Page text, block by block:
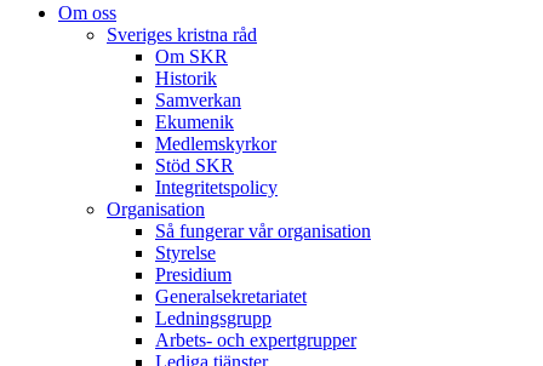
Om oss
Sveriges kristna råd
Om SKR
Historik
Samverkan
Ekumenik
Medlemskyrkor
Stöd SKR
Integritetspolicy
Organisation
Så fungerar vår organisation
Styrelse
Presidium
Generalsekretariatet
Ledningsgrupp
Arbets- och expertgrupper
Lediga tjänster